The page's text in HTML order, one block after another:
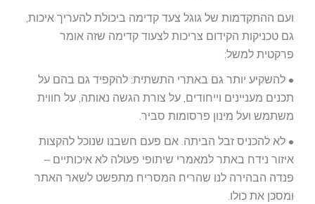
ועם ההתקדמות של גוגל צעד קדימה ביכולת להעריך איכות,
גם טכניקות הקידום צריכות לצעוד קדימה שזה אומר
פרקטית למשל:
• להשקיע יותר גם באתרי התשתית: להקפיד גם בהם על
תכנים מעניינים וייחודים, על צורת הגשה נאותה, על חווית
משתמש ועל מינון פרסומות סביר.
• לא להכניס זבל הביתה. אם פעם חשבנו שנוכל להקצות
איזור נידח באתר למאמרי שיתופי פעולה לא איכותיים –
פנדה הבהירה לנו שהריח המסריח מתפשט לשאר האתר
ומסכן את כולו.